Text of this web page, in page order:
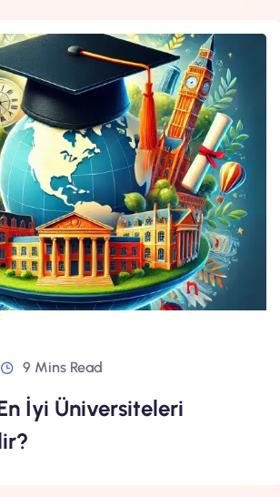
9 Mins Read
İyi Üniversiteleri